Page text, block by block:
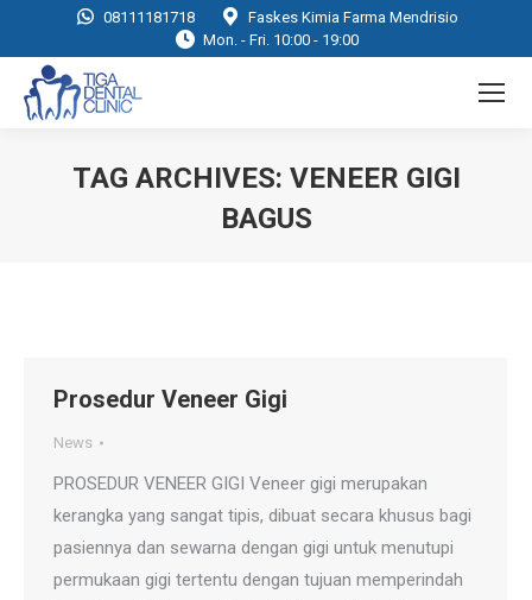
08111181718
Faskes Kimia Farma Mendrisio
Mon. - Fri. 10:00 - 19:00
TAG ARCHIVES: VENEER GIGI
BAGUS
Prosedur Veneer Gigi
News
PROSEDUR VENEER GIGI Veneer gigi merupakan
kerangka yang sangat tipis, dibuat secara khusus bagi
pasiennya dan sewarna dengan gigi untuk menutupi
permukaan gigi tertentu dengan tujuan memperindah